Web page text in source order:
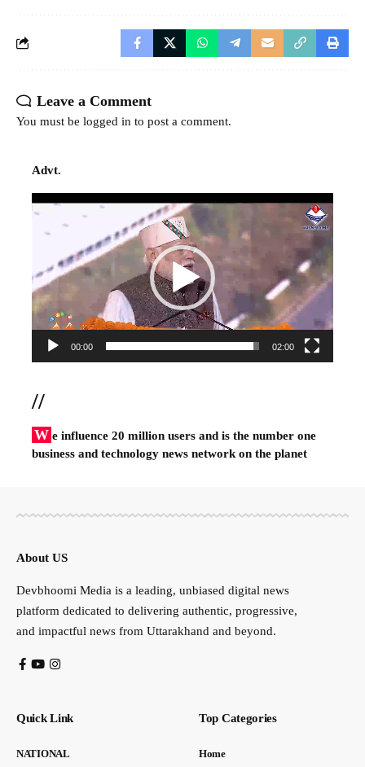
Leave a Comment
You must be logged in to post a comment.
Advt.
Video
00:00 02:00
//
W e influence 20 million users and is the number one
business and technology news network on the planet
About US
Devbhoomi Media is a leading, unbiased digital news
platform dedicated to delivering authentic, progressive,
and impactful news from Uttarakhand and beyond.
Quick Link
NATIONAL
Top Categories
Home